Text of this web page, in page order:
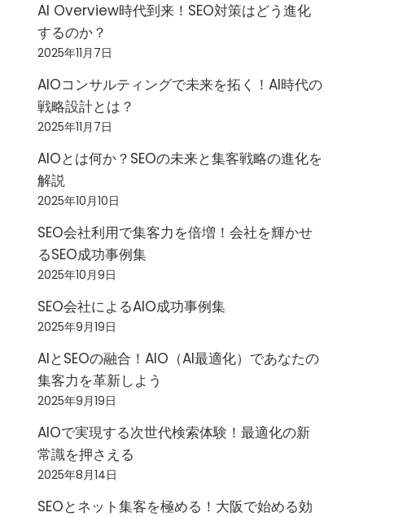
AI Overview時代到来！SEO対策はどう進化
するのか？
2025年11月7日
AIOコンサルティングで未来を拓く！AI時代の
戦略設計とは？
2025年11月7日
AIOとは何か？SEOの未来と集客戦略の進化を
解説
2025年10月10日
SEO会社利用で集客力を倍増！会社を輝かせ
るSEO成功事例集
2025年10月9日
SEO会社によるAIO成功事例集
2025年9月19日
AIとSEOの融合！AIO（AI最適化）であなたの
集客力を革新しよう
2025年9月19日
AIOで実現する次世代検索体験！最適化の新
常識を押さえる
2025年8月14日
SEOとネット集客を極める！大阪で始める効